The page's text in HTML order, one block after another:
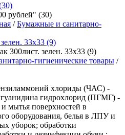
рублей" (30)
/Бумажные и санитарно-
33х33 (9)
300лист. зелен. 33х33 (9)
гигиенические товары /
хлориды (ЧАС) -
гидрохлорид (ПГМГ) -
мытья поверхностей в
оборудования, белья в ЛПУ и
уборок; обработки